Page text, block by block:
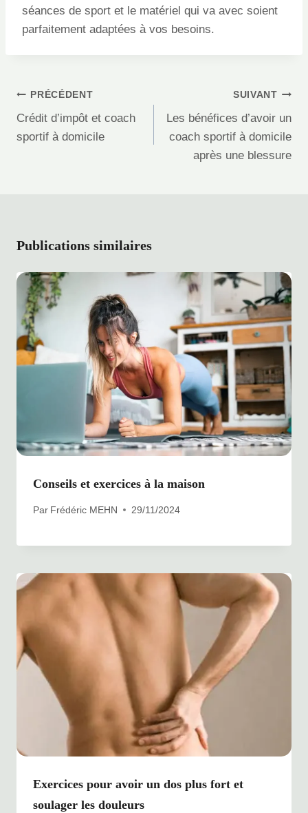
séances de sport et le matériel qui va avec soient
parfaitement adaptées à vos besoins.
Navigation
PRÉCÉDENT
Crédit d’impôt et coach
sportif à domicile
SUIVANT
Les bénéfices d’avoir un
coach sportif à domicile
après une blessure
Publications similaires
Conseils et exercices à la maison
Par Frédéric MEHN 29/11/2024
Exercices pour avoir un dos plus fort et
soulager les douleurs